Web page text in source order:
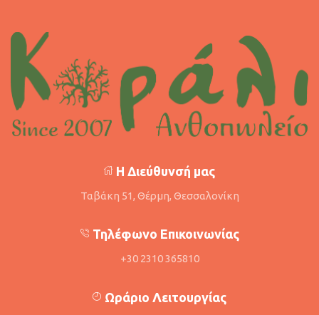
Η Διεύθυνσή μας
Ταβάκη 51, Θέρμη, Θεσσαλονίκη
Τηλέφωνο Επικοινωνίας
+30 2310 365810
Ωράριο Λειτουργίας